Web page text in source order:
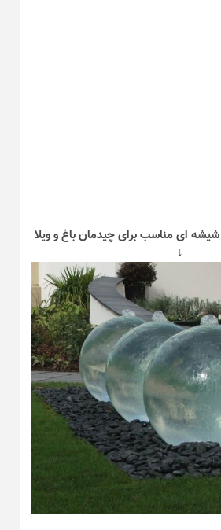
ای مناسب برای چیدمان باغ و ویلا
↓